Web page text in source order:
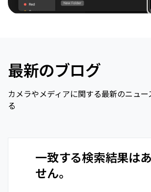
最新のブログ
カメラやメディアに関する最新のニュ
る
一致する検索結果は
せん。